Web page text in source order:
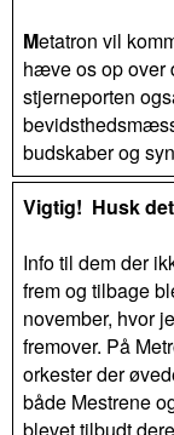
Metatron vil
hæve os op over
stjerneporten
budskaber og
Vigtig! Husk
Info til dem der
frem og tilbage
november, hvor
fremover. På
orkester der
både Mestrene